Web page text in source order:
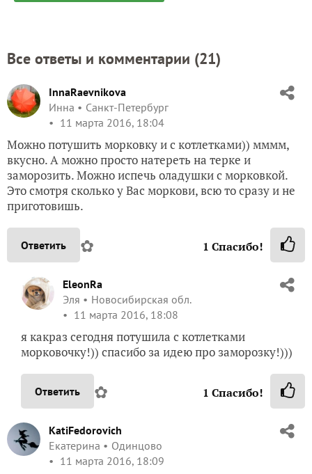
Все ответы и комментарии (21)
InnaRaevnikova
Инна
Санкт-Петербург
11 марта 2016, 18:04
Можно потушить морковку и с котлетками)) мммм,
вкусно. А можно просто натереть на терке и
заморозить. Можно испечь оладушки с морковкой.
Это смотря сколько у Вас моркови, всю то сразу и не
приготовишь.
Ответить ✿ 1 Спасибо!
EleonRa
Эля
Новосибирская обл.
11 марта 2016, 18:08
я какраз сегодня потушила с котлетками
морковочку!)) спасибо за идею про заморозку!)))
Ответить ✿ 1 Спасибо!
KatiFedorovich
Екатерина
Одинцово
11 марта 2016, 18:09